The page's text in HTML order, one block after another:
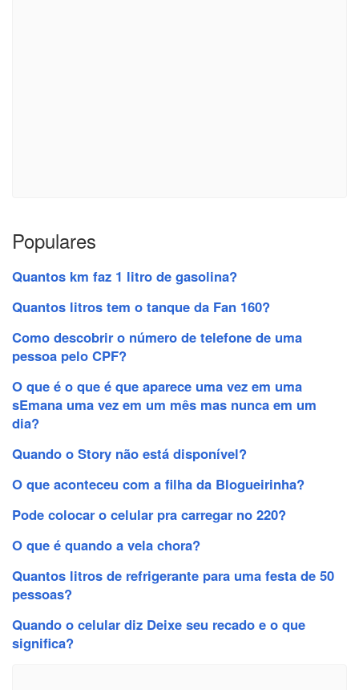
Populares
Quantos km faz 1 litro de gasolina?
Quantos litros tem o tanque da Fan 160?
Como descobrir o número de telefone de uma
pessoa pelo CPF?
O que é o que é que aparece uma vez em uma
sEmana uma vez em um mês mas nunca em um
dia?
Quando o Story não está disponível?
O que aconteceu com a filha da Blogueirinha?
Pode colocar o celular pra carregar no 220?
O que é quando a vela chora?
Quantos litros de refrigerante para uma festa de 50
pessoas?
Quando o celular diz Deixe seu recado e o que
significa?